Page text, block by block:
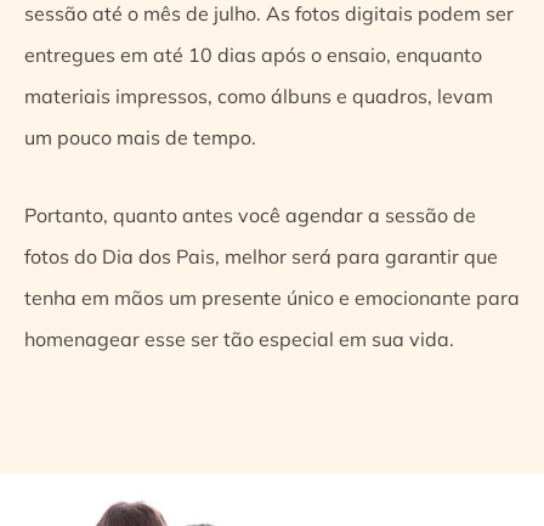
sessão até o mês de julho. As fotos digitais podem ser
entregues em até 10 dias após o ensaio, enquanto
materiais impressos, como álbuns e quadros, levam
um pouco mais de tempo.
Portanto, quanto antes você agendar a sessão de
fotos do Dia dos Pais, melhor será para garantir que
tenha em mãos um presente único e emocionante para
homenagear esse ser tão especial em sua vida.